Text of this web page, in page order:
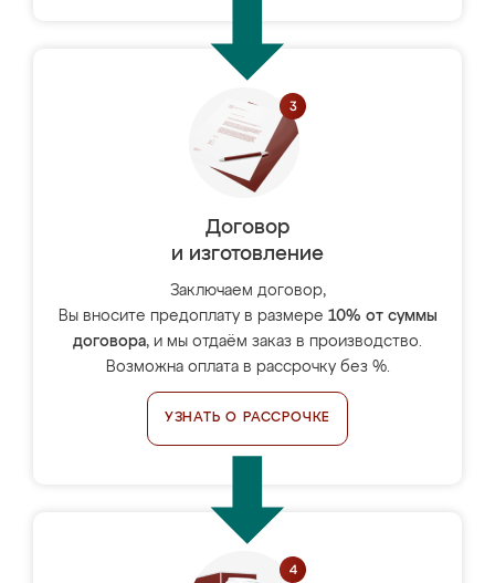
Договор
и изготовление
Заключаем договор,
Вы вносите предоплату в размере 10% от суммы
договора, и мы отдаём заказ в производство.
Возможна оплата в рассрочку без %.
УЗНАТЬ О РАССРОЧКЕ